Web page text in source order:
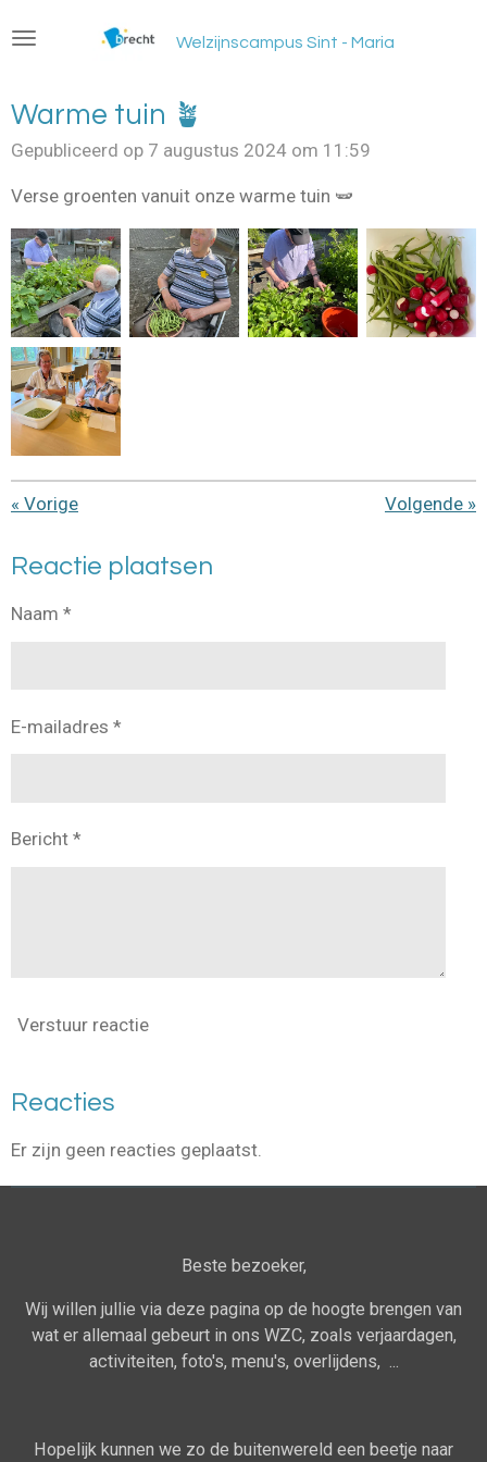
direct
de
Welzijnscampus Sint - Maria
Warme tuin 🪴
Gepubliceerd op 7 augustus 2024 om 11:59
Verse groenten vanuit onze warme tuin 🫛
« Vorige Volgende »
Reactie plaatsen
Naam *
E-mailadres *
Bericht *
Verstuur reactie
Reacties
Er zijn geen reacties geplaatst.
Beste bezoeker,
Wij willen jullie via deze pagina op de hoogte brengen van
wat er allemaal gebeurt in ons WZC, zoals verjaardagen,
activiteiten, foto's, menu's, overlijdens, ...
Hopelijk kunnen we zo de buitenwereld een beetje naar